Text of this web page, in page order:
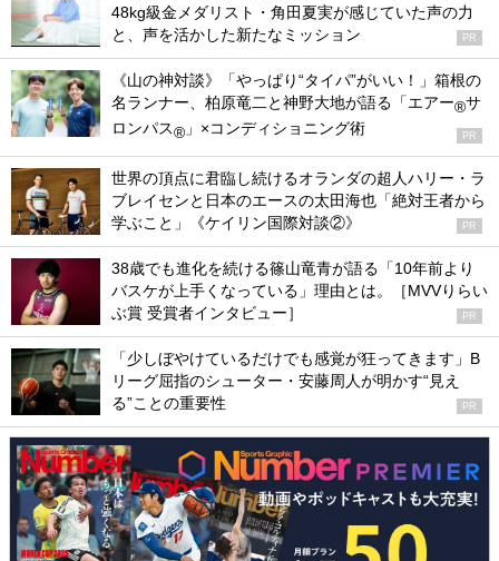
48kg級金メダリスト・角田夏実が感じていた声の力
と、声を活かした新たなミッション
PR
《山の神対談》「やっぱり“タイパ”がいい！」箱根の
名ランナー、柏原竜二と神野大地が語る「エアー®サ
ロンパス® 」×コンディショニング術 PR
世界の頂点に君臨し続けるオランダの超人ハリー・ラ
ブレイセンと日本のエースの太田海也「絶対王者から
学ぶこと」《ケイリン国際対談②》
PR
38歳でも進化を続ける篠山竜青が語る「10年前より
バスケが上手くなっている」理由とは。［MVVりらい
ぶ賞 受賞者インタビュー］
PR
「少しぼやけているだけでも感覚が狂ってきます」B
リーグ屈指のシューター・安藤周人が明かす“見え
る”ことの重要性
PR